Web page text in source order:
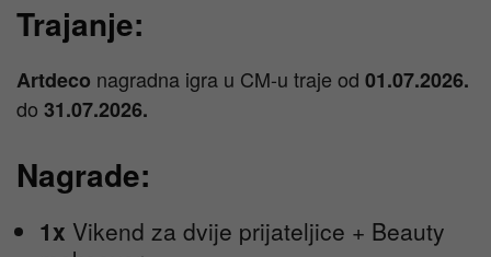
Trajanje:
Artdeco nagradna igra u CM-u traje od 01.07.2026.
do 31.07.2026.
Nagrade:
1x Vikend za dvije prijateljice + Beauty